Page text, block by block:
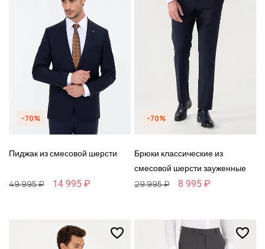
-70%
Пиджак из смесовой шерсти
49 995 ₽ 14 995 ₽
-70%
Брюки классические из
смесовой шерсти зауженные
29 995 ₽ 8 995 ₽